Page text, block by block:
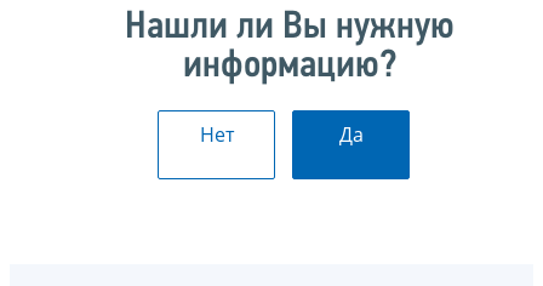
Нашли ли Вы нужную
информацию?
Нет Да